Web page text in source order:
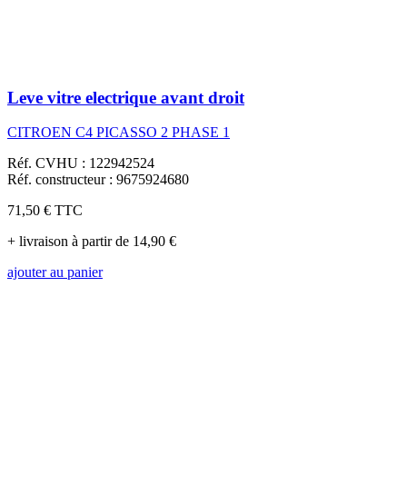
Leve vitre electrique avant droit
CITROEN C4 PICASSO 2 PHASE 1
Réf. CVHU : 122942524
Réf. constructeur : 9675924680
71,50 € TTC
+ livraison à partir de 14,90 €
ajouter au panier